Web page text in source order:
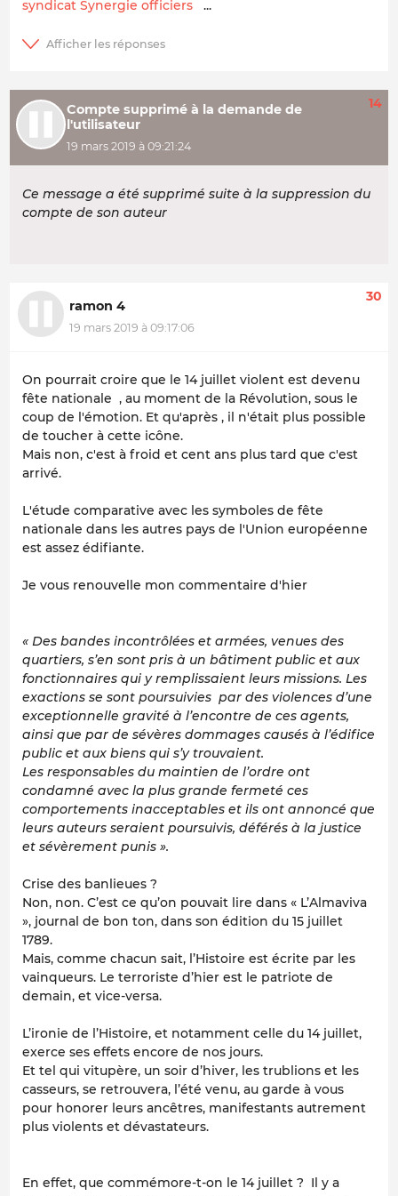
syndicat Synergie officiers ...
Compte supprimé à la demande de
l'utilisateur
19 mars 2019 à 09:21:24
14
Ce message a été supprimé suite à la suppression du
compte de son auteur
ramon 4
19 mars 2019 à 09:17:06
30
On pourrait croire que le 14 juillet violent est devenu
fête nationale , au moment de la Révolution, sous le
coup de l'émotion. Et qu'après , il n'était plus possible
de toucher à cette icône.
Mais non, c'est à froid et cent ans plus tard que c'est
arrivé.
L'étude comparative avec les symboles de fête
nationale dans les autres pays de l'Union européenne
est assez édifiante.
Je vous renouvelle mon commentaire d'hier
« Des bandes incontrôlées et armées, venues des
quartiers, s’en sont pris à un bâtiment public et aux
fonctionnaires qui y remplissaient leurs missions. Les
exactions se sont poursuivies par des violences d’une
exceptionnelle gravité à l’encontre de ces agents,
ainsi que par de sévères dommages causés à l’édifice
public et aux biens qui s’y trouvaient.
Les responsables du maintien de l’ordre ont
condamné avec la plus grande fermeté ces
comportements inacceptables et ils ont annoncé que
leurs auteurs seraient poursuivis, déférés à la justice
et sévèrement punis ».
Crise des banlieues ?
Non, non. C’est ce qu’on pouvait lire dans « L’Almaviva
», journal de bon ton, dans son édition du 15 juillet
1789.
Mais, comme chacun sait, l’Histoire est écrite par les
vainqueurs. Le terroriste d’hier est le patriote de
demain, et vice-versa.
L’ironie de l’Histoire, et notamment celle du 14 juillet,
exerce ses effets encore de nos jours.
Et tel qui vitupère, un soir d’hiver, les trublions et les
casseurs, se retrouvera, l’été venu, au garde à vous
pour honorer leurs ancêtres, manifestants autrement
plus violents et dévastateurs.
En effet, que commémore-t-on le 14 juillet ? Il y a